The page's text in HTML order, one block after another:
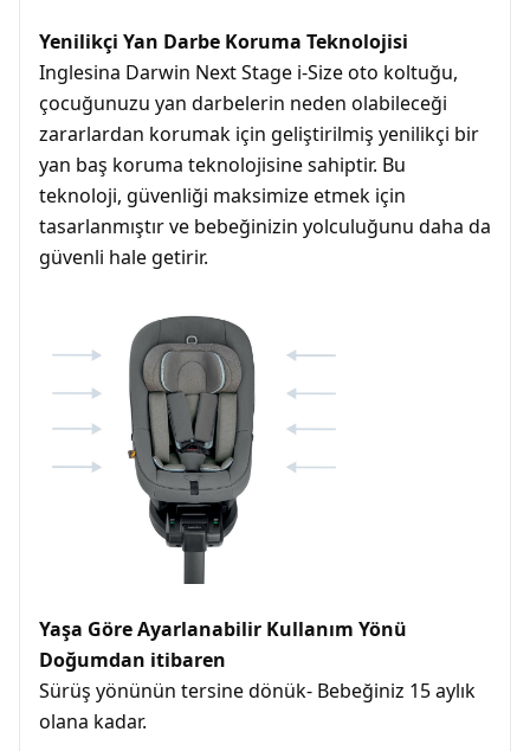
Yenilikçi Yan Darbe Koruma Teknolojisi
Inglesina Darwin Next Stage i-Size oto koltuğu,
çocuğunuzu yan darbelerin neden olabileceği
zararlardan korumak için geliştirilmiş yenilikçi bir
yan baş koruma teknolojisine sahiptir. Bu
teknoloji, güvenliği maksimize etmek için
tasarlanmıştır ve bebeğinizin yolculuğunu daha da
güvenli hale getirir.
Yaşa Göre Ayarlanabilir Kullanım Yönü
Doğumdan itibaren
Sürüş yönünün tersine dönük- Bebeğiniz 15 aylık
olana kadar.